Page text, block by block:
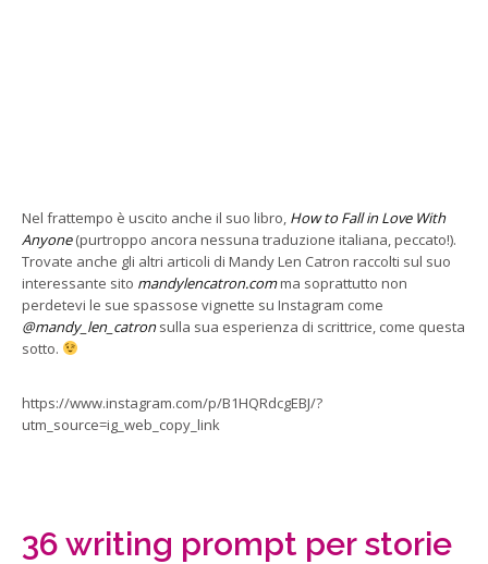
Nel frattempo è uscito anche il suo libro, How to Fall in Love With
Anyone(purtroppo ancora nessuna traduzione italiana, peccato!).
Trovate anche gli altri articoli di Mandy Len Catron raccolti sul suo
interessante sito mandylencatron.comma soprattutto non
perdetevi le sue spassose vignette su Instagram come
@mandy_len_catronsulla sua esperienza di scrittrice, come questa
sotto.
https://www.instagram.com/p/B1HQRdcgEBJ/?
utm_source=ig_web_copy_link
36 writing prompt per storie